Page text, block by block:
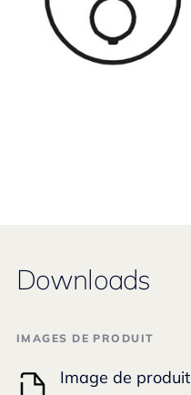
Downloads
IMAGES DE PRODUIT
Image de produit